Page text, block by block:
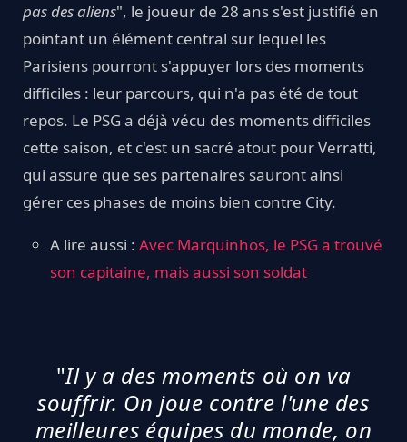
pas des aliens", le joueur de 28 ans s'est justifié en
pointant un élément central sur lequel les
Parisiens pourront s'appuyer lors des moments
difficiles : leur parcours, qui n'a pas été de tout
repos. Le PSG a déjà vécu des moments difficiles
cette saison, et c'est un sacré atout pour Verratti,
qui assure que ses partenaires sauront ainsi
gérer ces phases de moins bien contre City.
A lire aussi : Avec Marquinhos, le PSG a trouvé
son capitaine, mais aussi son soldat
"Il y a des moments où on va
souffrir. On joue contre l'une des
meilleures équipes du monde, on